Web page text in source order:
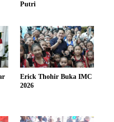
Putri
Erick Thohir Buka IMC
2026